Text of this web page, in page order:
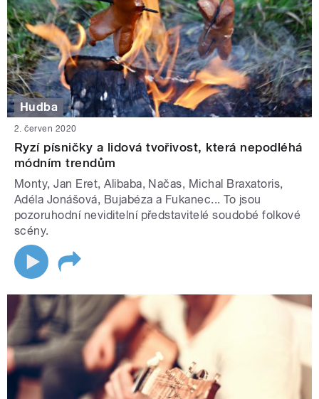
Hudba
2. červen 2020
Ryzí písničky a lidová tvořivost, která nepodléhá
módním trendům
Monty, Jan Eret, Alibaba, Načas, Michal Braxatoris,
Adéla Jonášová, Bujabéza a Fukanec... To jsou
pozoruhodní neviditelní představitelé soudobé folkové
scény.